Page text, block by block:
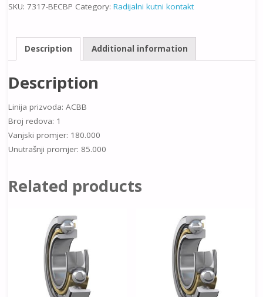
SKU: 7317-BECBP Category: Radijalni kutni kontakt
Description Additional information
Description
Linija prizvoda: ACBB
Broj redova: 1
Vanjski promjer: 180.000
Unutrašnji promjer: 85.000
Related products